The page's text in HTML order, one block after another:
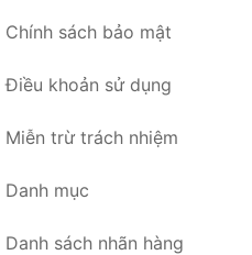
Chính sách bảo mật
Điều khoản sử dụng
Miễn trừ trách nhiệm
Danh mục
Danh sách nhãn hàng